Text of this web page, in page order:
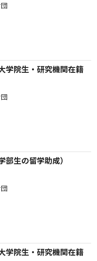
学院生・研究機関在籍
生の留学助成）
学院生・研究機関在籍